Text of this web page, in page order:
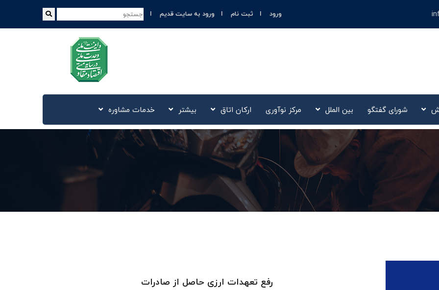
ورود ثبت نام ورود به سایت قدیم
شورای گفتگو بین الملل مرکز نوآوری‌ ارکان اتاق بیشتر خدمات مشاوره
رفع تعهدات ارزی حاصل از صادرات